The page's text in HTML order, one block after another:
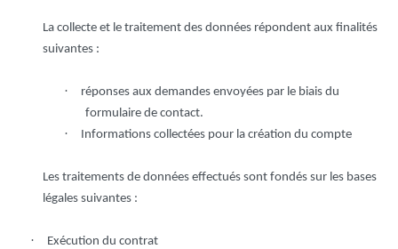
La collecte et le traitement des données répondent aux finalités
suivantes :
·
réponses aux demandes envoyées par le biais du
formulaire de contact.
· Informations collectées pour la création du compte
Les traitements de données effectués sont fondés sur les bases
légales suivantes :
· Exécution du contrat